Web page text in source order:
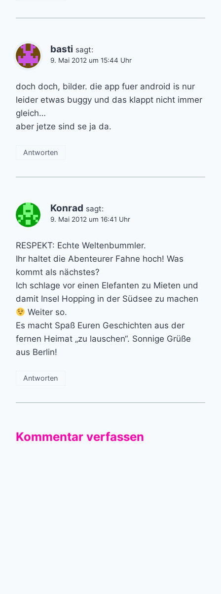
basti sagt:
9. Mai 2012 um 15:44 Uhr
doch doch, bilder. die app fuer android is nur
leider etwas buggy und das klappt nicht immer
gleich…
aber jetze sind se ja da.
Antworten
Konrad sagt:
9. Mai 2012 um 16:41 Uhr
RESPEKT: Echte Weltenbummler.
Ihr haltet die Abenteurer Fahne hoch! Was
kommt als nächstes?
Ich schlage vor einen Elefanten zu Mieten und
damit Insel Hopping in der Südsee zu machen
Weiter so.
Es macht Spaß Euren Geschichten aus der
fernen Heimat „zu lauschen“. Sonnige Grüße
aus Berlin!
Antworten
Kommentar verfassen